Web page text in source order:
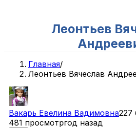
Леонтьев
Главная/
Леонтьев Вячеслав
Вакарь Евелина Вадимовна227
481 просмотргод назад